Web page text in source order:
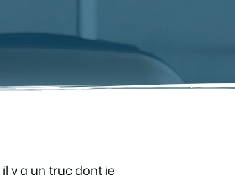
y a un truc dont je